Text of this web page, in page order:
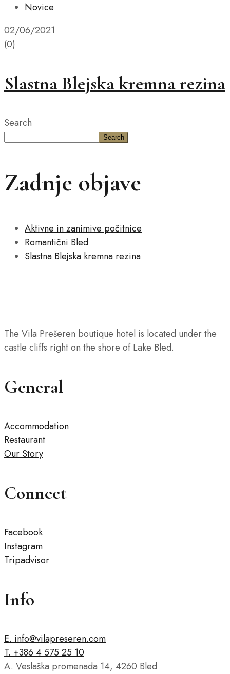
Novice
02/06/2021
(0)
Slastna Blejska kremna rezina
Search
Search
Zadnje objave
Aktivne in zanimive počitnice
Romantični Bled
Slastna Blejska kremna rezina
The Vila Prešeren boutique hotel is located under the
castle cliffs right on the shore of Lake Bled.
General
Accommodation
Restaurant
Our Story
Connect
Facebook
Instagram
Tripadvisor
Info
E. info@vilapreseren.com
T. +386 4 575 25 10
A. Veslaška promenada 14, 4260 Bled